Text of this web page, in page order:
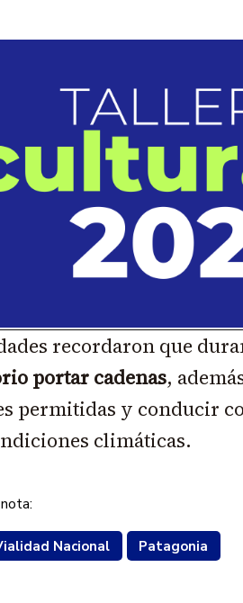
recordaron que
portar cadenas,
permitidas y conducir
climáticas.
Nacional Patagonia